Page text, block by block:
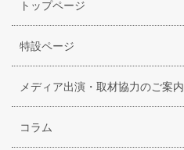
トップページ
特設ページ
メディア出演・取材協力のご案内
コラム